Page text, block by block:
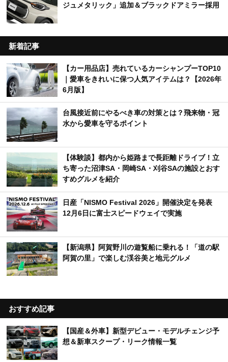
ジュメタリック」追加＆ブラックドアミラー採用
新着記事
【カー用品店】売れているカーシャンプーTOP10
｜愛車をきれいに保つ人気アイテムは？【2026年
6月版】
台風接近前にやるべき車の対策とは？飛来物・冠
水から愛車を守るポイント
【体験談】都内から姫路まで長距離ドライブ！立
ち寄った沼津SA・岡崎SA・刈谷SAの施設とおす
すめグルメを紹介
日産「NISMO Festival 2026」開催決定を発表
12月6日に富士スピードウェイで実施
【新潟県】阿賀野川の遊覧船に乗れる！「道の駅
阿賀の里」で楽しむ渓谷美と地元グルメ
おすすめ記事
【国産＆外車】新型デビュー・モデルチェンジ予
想＆新車スクープ・リーク情報一覧